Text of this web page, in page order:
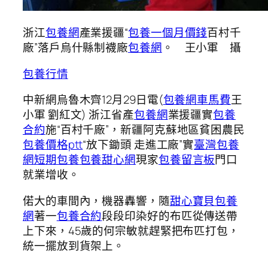
浙江包養網產業援疆“包養一個月價錢百村千
廠”落戶烏什縣制襪廠包養網 。 王小軍 攝
包養行情
中新網烏魯木齊12月29日電(包養網車馬費王
小軍 劉紅文) 浙江省產包養網業援疆實包養
合約施“百村千廠”，新疆阿克蘇地區貧困農民
包養價格ptt“放下鋤頭 走進工廠”實臺灣包養
網短期包養包養甜心網現家包養留言板門口
就業增收。
偌大的車間內，機器轟響，隨甜心寶貝包養
網著一包養合約段段印染好的布匹從傳送帶
上下來，45歲的何宗敏就趕緊把布匹打包，
統一擺放到貨架上。